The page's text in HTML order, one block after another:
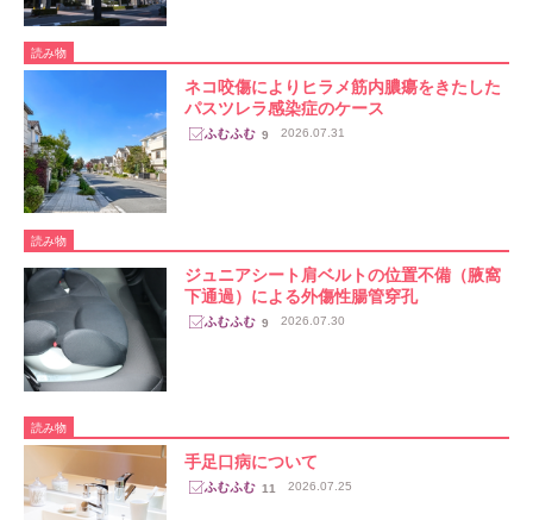
読み物
ネコ咬傷によりヒラメ筋内膿瘍をきたした
パスツレラ感染症のケース
9 2026.07.31
読み物
ジュニアシート肩ベルトの位置不備（腋窩
下通過）による外傷性腸管穿孔
9 2026.07.30
読み物
手足口病について
11 2026.07.25